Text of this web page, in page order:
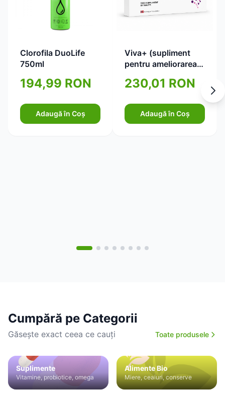
Clorofila DuoLife
750ml
194,99 RON
Adaugă în Coș
Viva+ (supliment
pentru ameliorarea
de capsule)
230,01 RON
Adaugă în Coș
Cumpără pe Categorii
Găsește exact ceea ce cauți Toate produsele
Suplimente
Vitamine, probiotice, omega
Alimente Bio
Miere, ceaiuri, conserve